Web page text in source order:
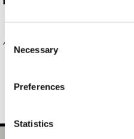
Selection
Necessary
Preferences
Statistics
ハザード 2 オリジ...